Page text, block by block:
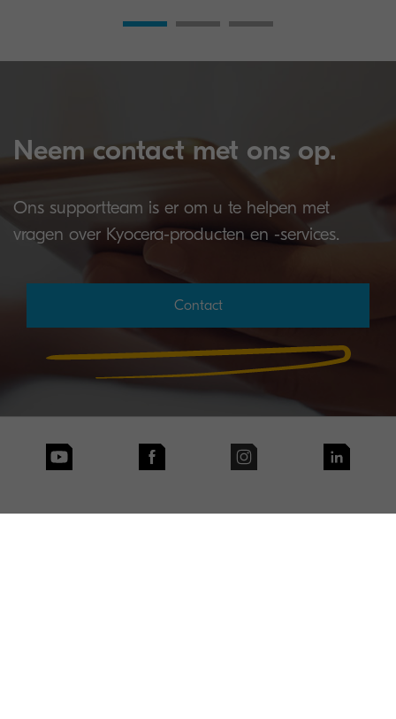
Neem contact met ons op.
Ons supportteam is er om u te helpen met
vragen over Kyocera-producten en -services.
Contact